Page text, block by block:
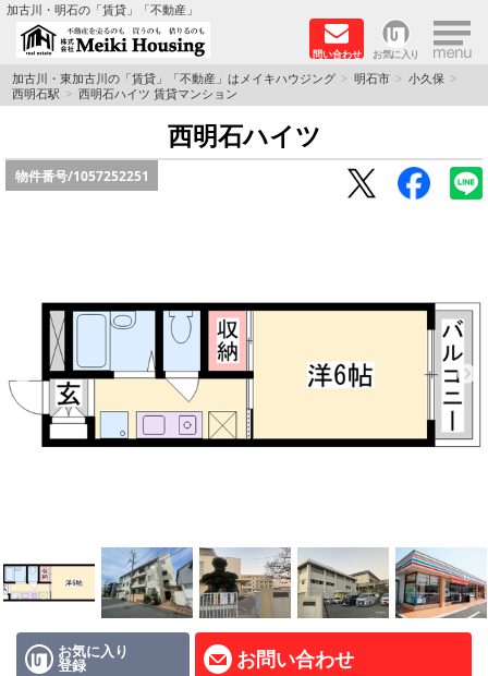
加古川・明石の「賃貸」「不動産」
問い合わせ お気に入り ×
TOPページ
☆メイキハウジングオススメ物件特集☆
都市ガス物件
ペットOK物件
保証人不要物件
◆新築物件の新設備で快適♪◆
地域から探す
地図から探す
スタッフ紹介
加古川・東加古川の「賃貸」「不動産」はメイキハウジング 明石市
小久保
西明石駅
西明石ハイツ 賃貸マンション
西明石ハイツ
物件番号/1057252251
お気に入り
登録 お問い合わせ